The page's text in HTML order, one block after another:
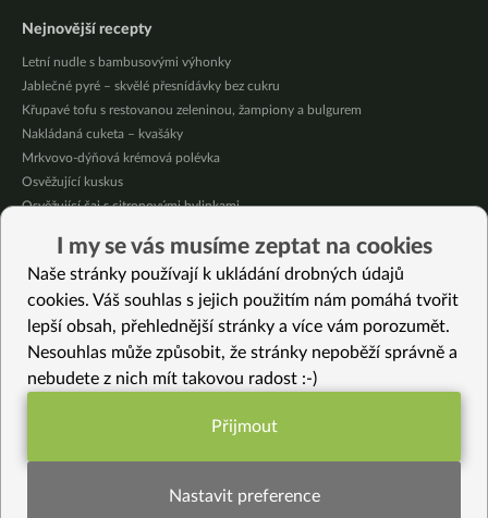
Nejnovější recepty
Letní nudle s bambusovými výhonky
Jablečné pyré – skvělé přesnídávky bez cukru
Křupavé tofu s restovanou zeleninou, žampiony a bulgurem
Nakládaná cuketa – kvašáky
Mrkvovo-dýňová krémová polévka
Osvěžující kuskus
Osvěžující čaj s citronovými bylinkami
Čokoládové muffiny s mangovým krémem
Meruňky a jablka v citrónovém želé
Vybrané recepty
5 skvělých zdravých večeří, které vás zahřejí i zasytí
Tvarožník z amasaké (bez lepku a bez laktózy)
Korejský salát Pa Muchim
I my se vás musíme zeptat na cookies
Naše stránky používají k ukládání drobných údajů
cookies. Váš souhlas s jejich použitím nám pomáhá tvořit
lepší obsah, přehlednější stránky a více vám porozumět.
Nesouhlas může způsobit, že stránky nepoběží správně a
nebudete z nich mít takovou radost :-)
Funkční nastavení potřebujeme (vždy
Přijmout
Nastavit preference